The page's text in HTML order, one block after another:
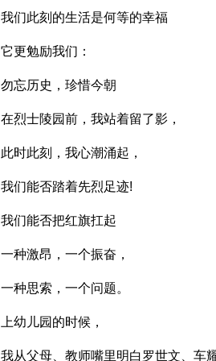
我们此刻的生活是何等的幸福
它更勉励我们：
勿忘历史，珍惜今朝
在烈士陵园前，我站着留了影，
此时此刻，我心潮涌起，
我们能否踏着先烈足迹!
我们能否把红旗扛起
一种激昂，一个振奋，
一种思索，一个问题。
上幼儿园的时候，
我从父母、教师嘴里明白罗世文、车